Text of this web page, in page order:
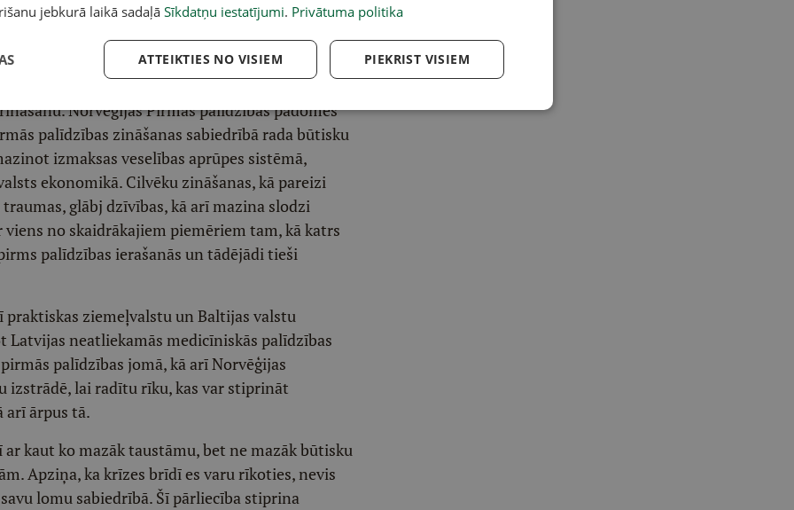
piekļūstamībai – tajā būs pieejams
vizuāli norādījumi un lietotnes vide, kas
un atšķirīgu pieredzes līmeni. Savā būtībā šis
Norvēģijas Pirmās palīdzības padomes
palīdzības zināšanas sabiedrībā rada būtisku
izmaksas veselības aprūpes sistēmā,
ekonomikā. Cilvēku zināšanas, kā pareizi
glābj dzīvības, kā arī mazina slodzi
no skaidrākajiem piemēriem tam, kā katrs
palīdzības ierašanās un tādējādi tieši
ziemeļvalstu un Baltijas valstu
Latvijas neatliekamās medicīniskās palīdzības
palīdzības jomā, kā arī Norvēģijas
lai radītu rīku, kas var stiprināt
arī ārpus tā.
kaut ko mazāk taustāmu, bet ne mazāk būtisku
Apziņa, ka krīzes brīdī es varu rīkoties, nevis
lomu sabiedrībā. Šī pārliecība stiprina
jebkurā laikā sadaļāSīkdatņu iestatījumi. Privātuma politika
PIEKRIST VISIEM
ATTEIKTIES NO VISIEM